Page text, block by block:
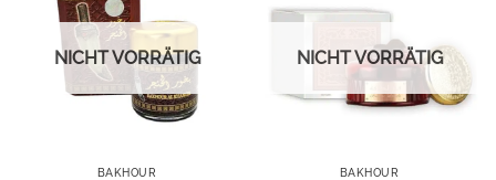
NICHT VORRÄTIG
BAKHOUR
NICHT VORRÄTIG
BAKHOUR